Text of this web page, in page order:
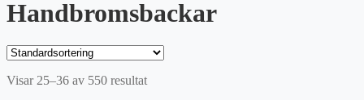
Handbromsbackar
Visar 25–36 av 550 resultat